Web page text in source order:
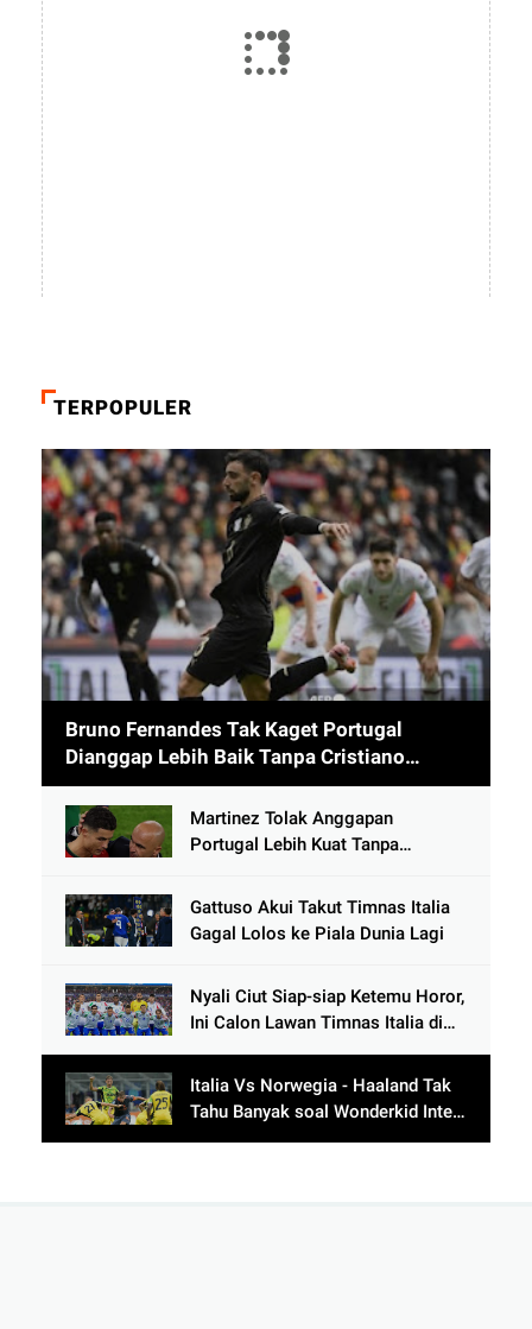
TERPOPULER
Bruno Fernandes Tak Kaget Portugal
Dianggap Lebih Baik Tanpa Cristiano
Ronaldo usai Cetak 9 Gol
Martinez Tolak Anggapan
Portugal Lebih Kuat Tanpa
di Bawah Thailand
Gattuso Akui Takut Timnas Italia
Gagal Lolos ke Piala Dunia Lagi
Nyali Ciut Siap-siap Ketemu Horor,
Ini Calon Lawan Timnas Italia di
Italia Vs Norwegia - Haaland Tak
Tahu Banyak soal Wonderkid Inter
Milan